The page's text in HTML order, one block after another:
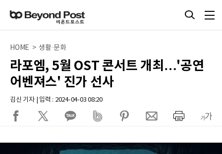
HOME > 생활·문화
라포엠, 5월 OST 콘서트 개최…'공연
어벤져스' 진가 선사
김신 기자 | 입력 : 2024-04-03 08:20